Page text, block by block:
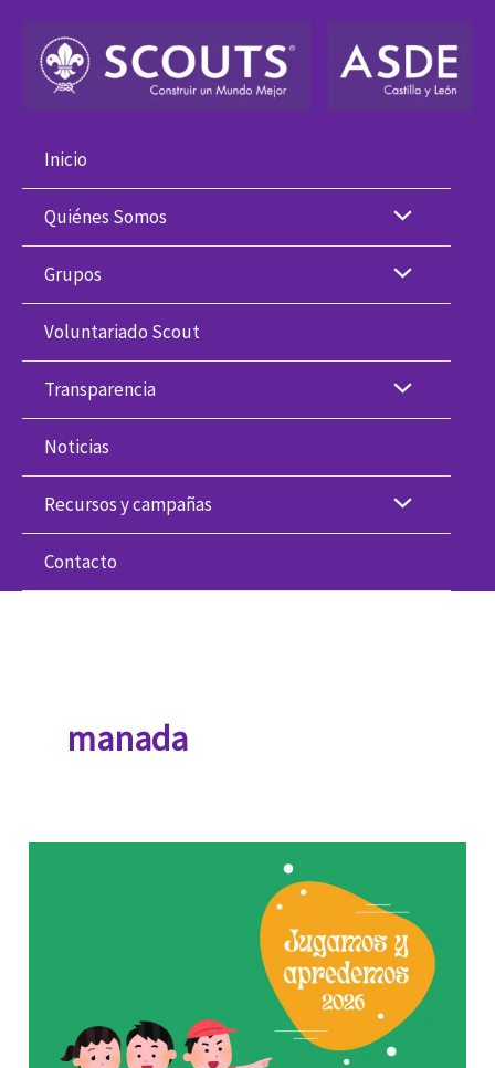
contenido
Inicio
Quiénes Somos
Grupos
Voluntariado Scout
Transparencia
Noticias
Recursos y campañas
Contacto
manada